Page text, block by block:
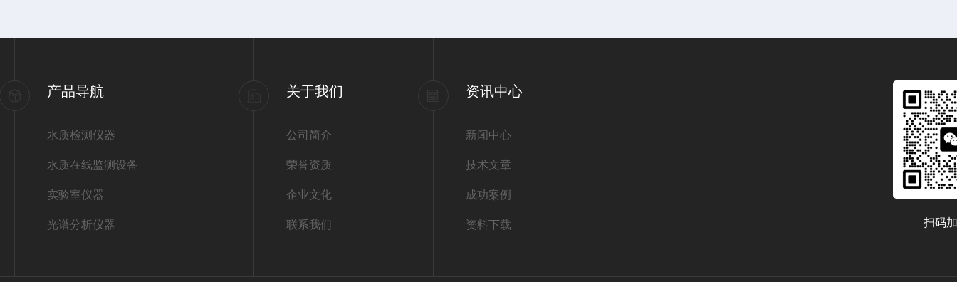
产品导航
水质检测仪器
水质在线监测设备
实验室仪器
光谱分析仪器
关于我们
公司简介
荣誉资质
企业文化
联系我们
资讯中心
新闻中心
技术文章
成功案例
资料下载 扫码